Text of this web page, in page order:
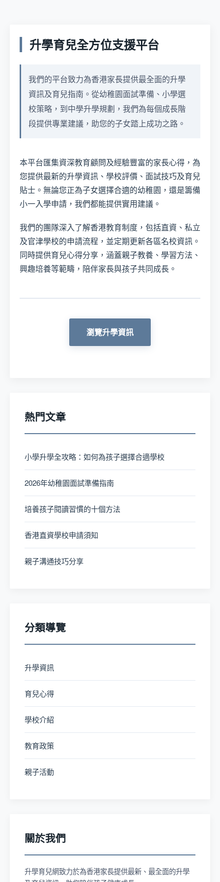
升學育兒全方位支援平台
我們的平台致力為香港家長提供最全面的升學
資訊及育兒指南。從幼稚園面試準備、小學選
校策略，到中學升學規劃，我們為每個成長階
段提供專業建議，助您的子女踏上成功之路。
本平台匯集資深教育顧問及經驗豐富的家長心得，為
您提供最新的升學資訊、學校評價、面試技巧及育兒
貼士。無論您正為子女選擇合適的幼稚園，還是籌備
小一入學申請，我們都能提供實用建議。
我們的團隊深入了解香港教育制度，包括直資、私立
及官津學校的申請流程，並定期更新各區名校資訊。
同時提供育兒心得分享，涵蓋親子教養、學習方法、
興趣培養等範疇，陪伴家長與孩子共同成長。
瀏覽升學資訊
熱門文章
小學升學全攻略：如何為孩子選擇合適學校
2026年幼稚園面試準備指南
培養孩子閱讀習慣的十個方法
香港直資學校申請須知
親子溝通技巧分享
分類導覽
升學資訊
育兒心得
學校介紹
教育政策
親子活動
關於我們
升學育兒網致力於為香港家長提供最新、最全面的升學